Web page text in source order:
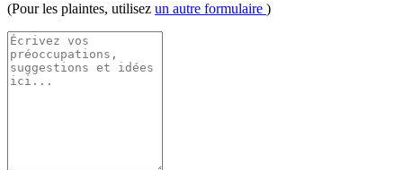
(Pour les plaintes, utilisez un autre formulaire )